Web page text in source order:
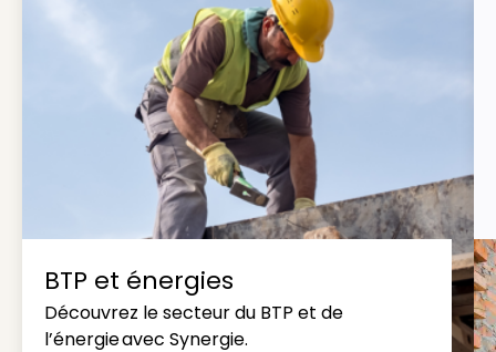
BTP et énergies
Découvrez le secteur du BTP et de
l’énergie avec Synergie.